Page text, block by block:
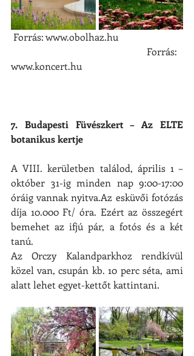
                                                        Forrás:
www.koncert.hu
7. Budapesti Füvészkert – Az ELTE
botanikus kertje
A VIII. kerületben találod, április 1 –
október 31-ig minden nap 9:00-17:00
óráig vannak nyitva.Az esküvői fotózás
díja 10.000 Ft/ óra. Ezért az összegért
bemehet az ifjú pár, a fotós és a két
tanú.
Az Orczy Kalandparkhoz rendkívül
közel van, csupán kb. 10 perc séta, ami
alatt lehet egyet-kettőt kattintani.